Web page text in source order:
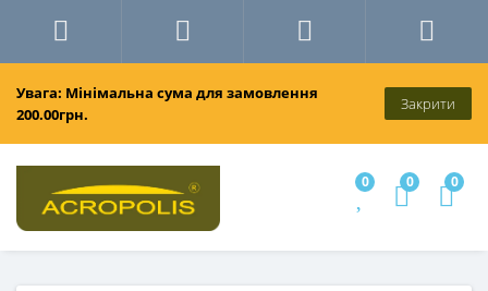
Увага: Мінімальна сума для замовлення
200.00грн.
Закрити
0 0 0